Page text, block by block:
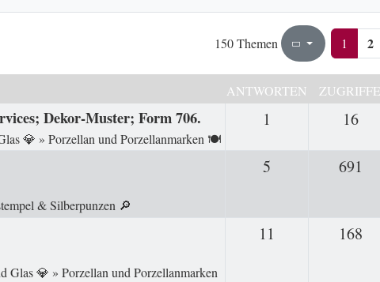
150 Themen Seite1 von
1 2
ANTWORTEN ZUGRIFFE
Dekor-Muster; Form 706.
💎 » Porzellan und Porzellanmarken 🍽️
1 16
& Silberpunzen 🔎
5 691
Glas 💎 » Porzellan und Porzellanmarken
11 168